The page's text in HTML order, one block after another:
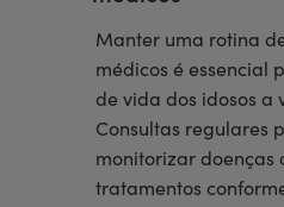
Manter uma rotina
médicos é essencial
de vida dos idosos a
Consultas regulares
monitorizar doenças
tratamentos